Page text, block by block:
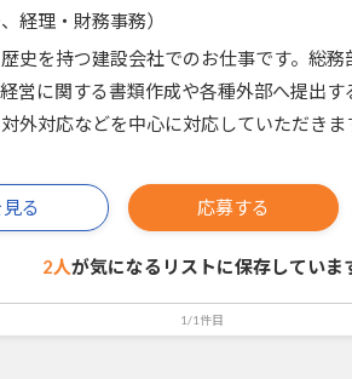
経理・財務事務）
史を持つ建設会社でのお仕事です。総務
営に関する書類作成や各種外部へ提出す
外対応などを中心に対応していただきま
る 応募する
2人が気になるリストに保存していま
1/1件目